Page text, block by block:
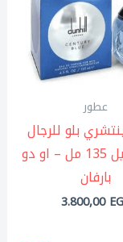
عطور
بلو للرجال
من دانهيل 135 مل – او دو
بارفان
3.800,00